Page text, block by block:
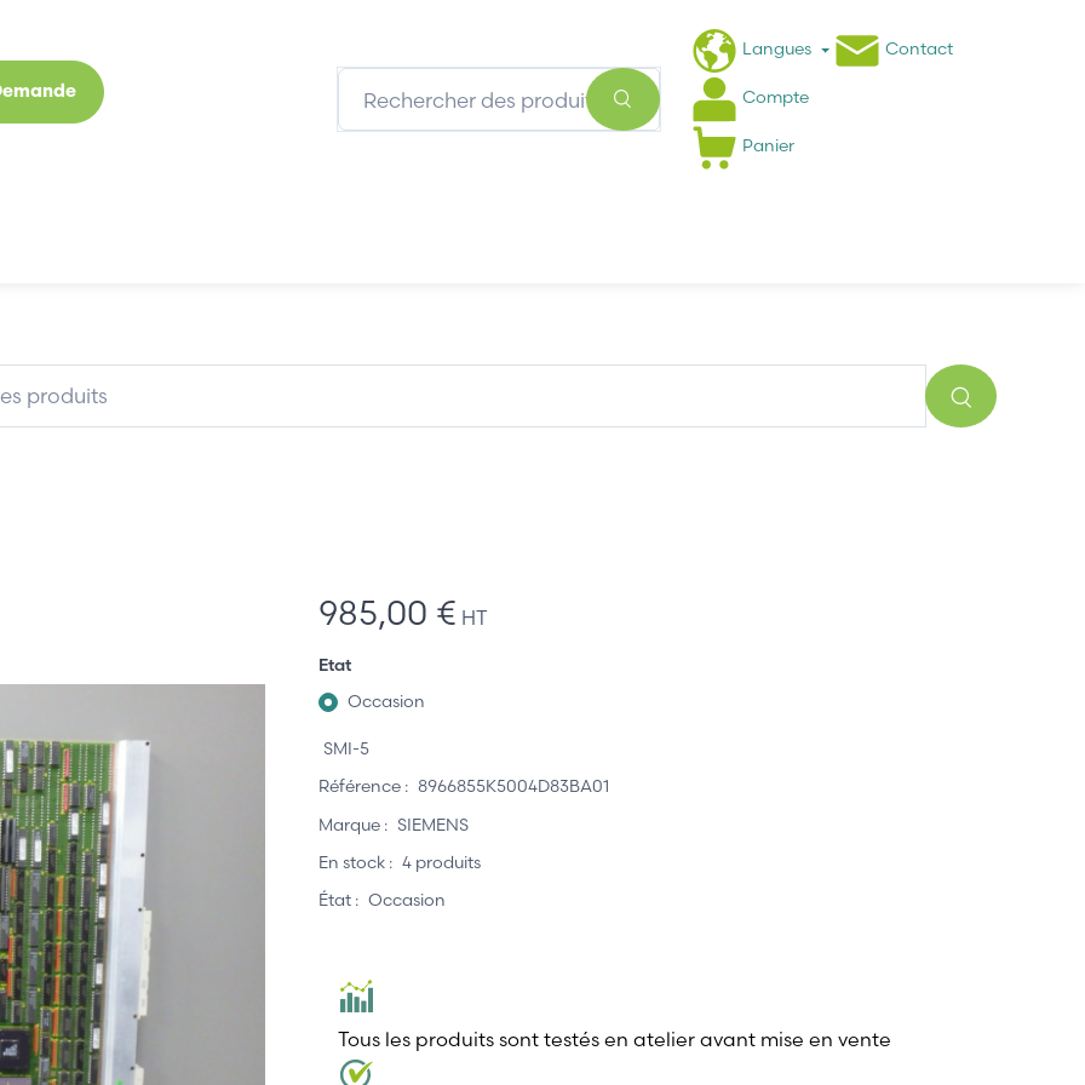
Langues Contact
Compte
Panier
985,00 € HT
Etat
Occasion
SMI-5
Référence : 8966855K5004D83BA01
Marque : SIEMENS
En stock : 4 produits
État : Occasion
Tous les produits sont testés en atelier avant mise en vente